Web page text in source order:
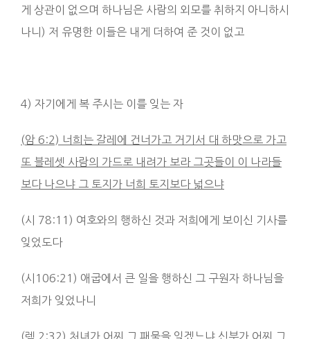
게 상관이 없으며 하나님은 사람의 외모를 취하지 아니하시
나니) 저 유명한 이들은 내게 더하여 준 것이 없고
4) 자기에게 복 주시는 이를 잊는 자
(암 6:2) 너희는 갈레에 건너가고 거기서 대 하맛으로 가고
또 블레셋 사람의 가드로 내려가 보라 그곳들이 이 나라들
보다 나으냐 그 토지가 너희 토지보다 넓으냐
(시 78:11) 여호와의 행하신 것과 저희에게 보이신 기사를
잊었도다
(시106:21) 애굽에서 큰 일을 행하신 그 구원자 하나님을
저희가 잊었나니
(렘 2:32) 처녀가 어찌 그 패물을 잊겠느냐 신부가 어찌 그